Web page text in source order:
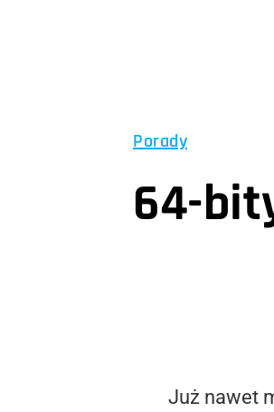
Porady
64-
Już nawet